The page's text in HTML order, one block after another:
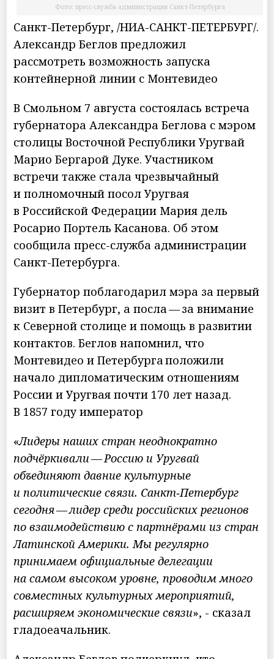
Фото: пресс-служба администрации Санкт-Петербурга
Санкт-Петербург, /НИА-САНКТ-ПЕТЕРБУРГ/.
Александр Беглов предложил
рассмотреть возможность запуска
контейнерной линии с Монтевидео
В Смольном 7 августа состоялась встреча
губернатора Александра Беглова с мэром
столицы Восточной Республики Уругвай
Марио Бергарой Дуке. Участником
встречи также стала чрезвычайный
и полномочный посол Уругвая
в Российской Федерации Мария дель
Росарио Портель Касанова. Об этом
сообщила пресс-служба администрации
Санкт-Петербурга.
Губернатор поблагодарил мэра за первый
визит в Петербург, а посла — за внимание
к Северной столице и помощь в развитии
контактов. Беглов напомнил, что
Монтевидео и Петербурга положили
начало дипломатическим отношениям
России и Уругвая почти 170 лет назад.
В 1857 году император
«Лидеры наших стран неоднократно
подчёркивали — Россию и Уругвай
объединяют давние культурные
и политические связи. Санкт‑Петербург
сегодня — лидер среди российских регионов
по взаимодействию с партнёрами из стран
Латинской Америки. Мы регулярно
принимаем официальные делегации
на самом высоком уровне, проводим много
совместных культурных мероприятий,
расширяем экономические связи», - сказал
гладоеачальник.